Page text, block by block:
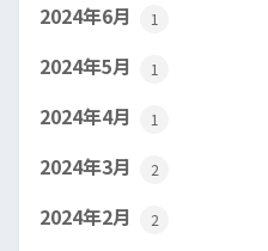
2024年6月 1
2024年5月 1
2024年4月 1
2024年3月 2
2024年2月 2